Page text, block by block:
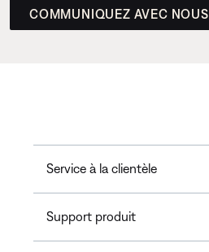
COMMUNIQUEZ AVEC NOUS
Service à la clientèle
Support produit